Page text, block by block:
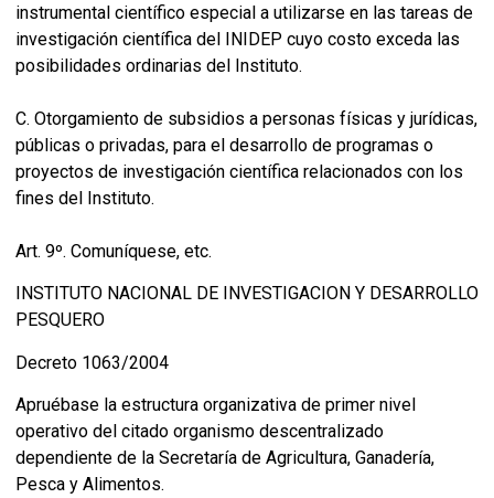
instrumental científico especial a utilizarse en las tareas de
investigación científica del INIDEP cuyo costo exceda las
posibilidades ordinarias del Instituto.
C. Otorgamiento de subsidios a personas físicas y jurídicas,
públicas o privadas, para el desarrollo de programas o
proyectos de investigación científica relacionados con los
fines del Instituto.
Art. 9º. Comuníquese, etc.
INSTITUTO NACIONAL DE INVESTIGACION Y DESARROLLO
PESQUERO
Decreto 1063/2004
Apruébase la estructura organizativa de primer nivel
operativo del citado organismo descentralizado
dependiente de la Secretaría de Agricultura, Ganadería,
Pesca y Alimentos.